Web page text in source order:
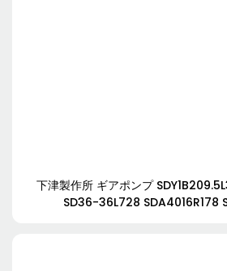
下津製作所 ギアポンプ
SD36-36L728 SDA4016R178